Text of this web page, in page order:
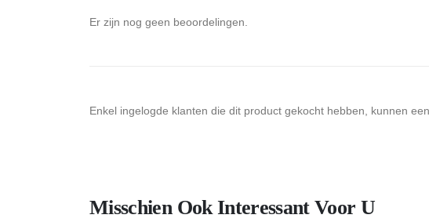
Er zijn nog geen beoordelingen.
Enkel ingelogde klanten die dit product gekocht hebben, kunnen
Misschien Ook Interessant Voor U